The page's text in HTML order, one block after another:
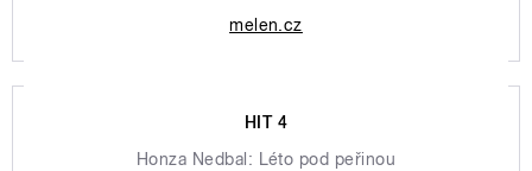
melen.cz
HIT 4
Honza Nedbal: Léto pod peřinou